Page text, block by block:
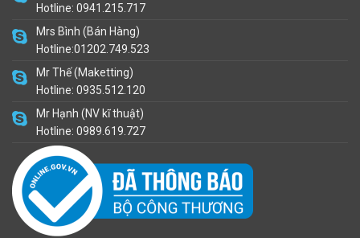
Hotline: 0941.215.717
Mrs Bình (Bán Hàng)
Hotline:01202.749.523
Mr Thế (Maketting)
Hotline: 0935.512.120
Mr Hạnh (NV kĩ thuật)
Hotline: 0989.619.727